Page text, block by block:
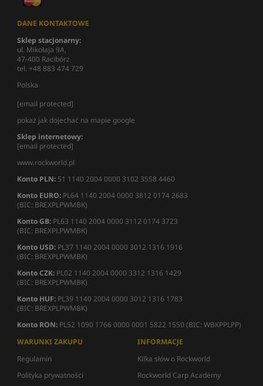
DANE KONTAKTOWE
Sklep stacjonarny:
ul. Mikołaja 9A,
47-400 Racibórz
tel. +48 883 474 729
Polska
[email protected]
pokaż jak dojechać na mapie google
Sklep internetowy:
[email protected]
www.rockworld.pl
Konto PLN: 51 1140 2004 0000 3102 3558 4460
Konto EURO: PL64 1140 2004 0000 3812 0174 2683
(BIC: BREXPLPWMBK)
Konto GB: PL63 1140 2004 0000 3112 0174 3723
(BIC: BREXPLPWMBK)
Konto USD: PL37 1140 2004 0000 3012 1316 1916
(BIC: BREXPLPWMBK)
Konto CZK: PL02 1140 2004 0000 3312 1316 1429
(BIC: BREXPLPWMBK)
Konto HUF: PL39 1140 2004 0000 3012 1316 1783
(BIC: BREXPLPWMBK)
Konto RON: PL52 1090 1766 0000 0001 5822 1550 (BIC: WBKPPLPP)
WARUNKI ZAKUPU
Regulamin
Polityka prywatności
INFORMACJE
Kilka słów o Rockworld
Rockworld Carp Academy